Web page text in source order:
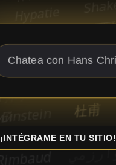
¡INTÉGRAME EN TU SITIO!